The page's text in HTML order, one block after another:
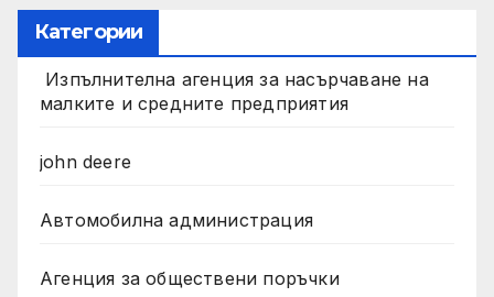
Категории
Изпълнителна агенция за насърчаване на
малките и средните предприятия
john deere
Автомобилна администрация
Агенция за обществени поръчки